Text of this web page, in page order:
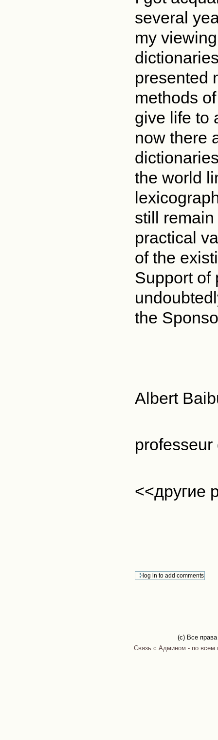
several
my
presented
methods
give life to
now there
the world
still
practical
of the
Support of
the
Albert
<<другие
(c) Все
Связь с Админом - по всем